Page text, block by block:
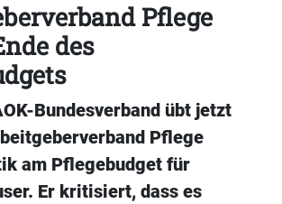
Pflege
des
Bundesverband übt jetzt
Pflege
am Pflegebudget für
Er kritisiert, dass es